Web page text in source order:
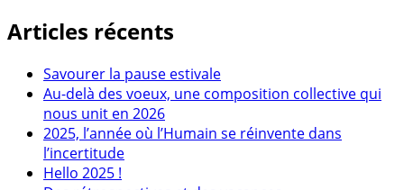
Articles récents
Savourer la pause estivale
Au-delà des voeux, une composition collective qui
nous unit en 2026
2025, l’année où l’Humain se réinvente dans
l’incertitude
Hello 2025 !